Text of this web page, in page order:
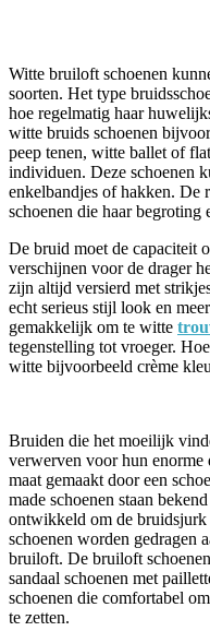
Witte bruiloft schoenen
soorten. Het type
hoe regelmatig haar
witte bruids schoenen
peep tenen, witte ballet of
individuen. Deze schoenen
enkelbandjes of hakken. De
schoenen die haar begroting
De bruid moet de capaciteit
verschijnen voor de drager
zijn altijd versierd met
echt serieus stijl look en
gemakkelijk om te witte
tegenstelling tot vroeger.
witte bijvoorbeeld crème
Bruiden die het moeilijk
verwerven voor hun
maat gemaakt door een
made schoenen staan
ontwikkeld om de bruidsjurk
schoenen worden gedragen
bruiloft. De bruiloft
sandaal schoenen met
schoenen die comfortabel
te zetten.